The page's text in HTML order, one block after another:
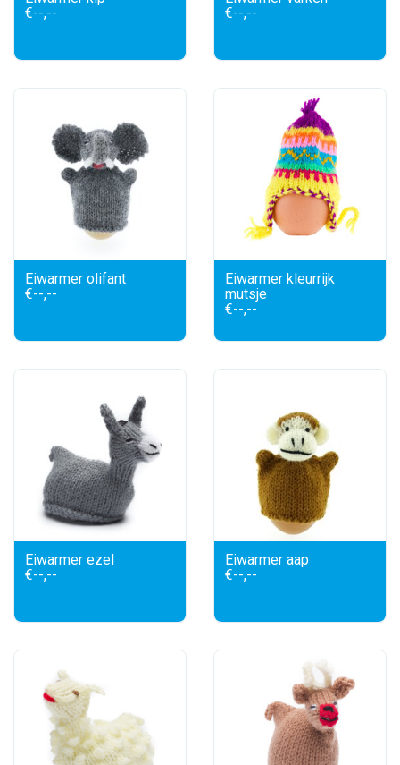
€--,--
€--,--
Eiwarmer olifant
€--,--
Eiwarmer kleurrijk
mutsje
€--,--
Eiwarmer ezel
€--,--
Eiwarmer aap
€--,--